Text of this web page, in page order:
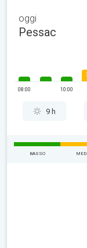
oggi
Pessac
08:00 10:00
9 h
BASSO